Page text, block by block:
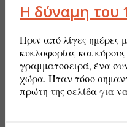
Η δύναμη του
Πριν από λίγες ημέρες
κυκλοφορίας και
γραμματοσειρά, ένα
χώρα. Ήταν τόσο
πρώτη της σελίδα για